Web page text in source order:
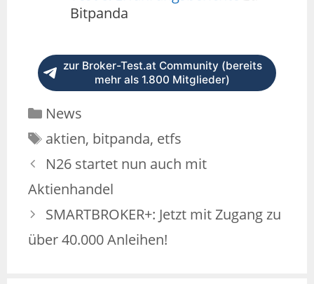
Bitpanda
zur Broker-Test.at Community (bereits
mehr als 1.800 Mitglieder)
News
aktien, bitpanda, etfs
N26 startet nun auch mit
Aktienhandel
SMARTBROKER+: Jetzt mit Zugang zu
über 40.000 Anleihen!